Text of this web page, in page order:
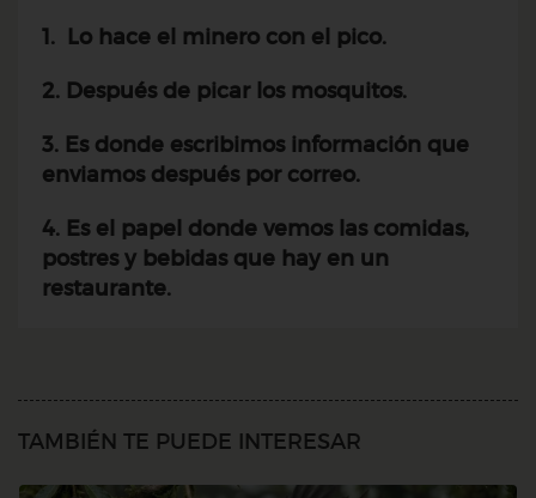
1. Lo hace el minero con el pico.
2. Después de picar los mosquitos.
3. Es donde escribimos información que
enviamos después por correo.
4. Es el papel donde vemos las comidas,
postres y bebidas que hay en un
restaurante.
TAMBIÉN TE PUEDE INTERESAR